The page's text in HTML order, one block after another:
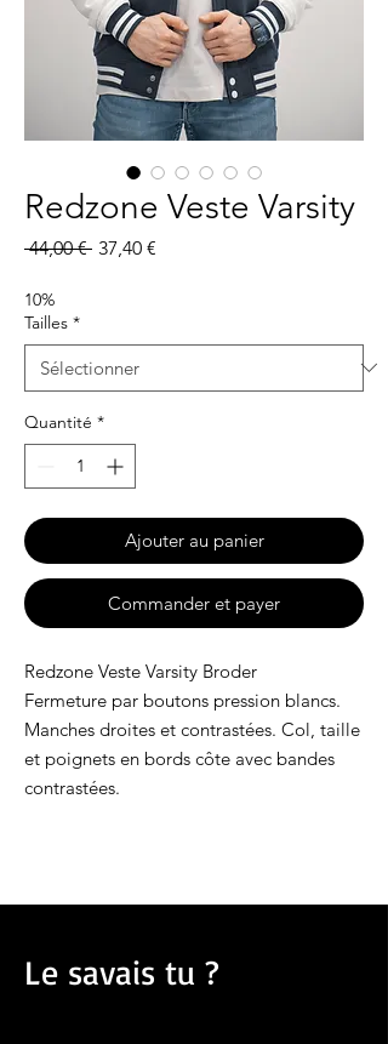
Redzone Veste Varsity
44,00 € Prix
37,40 €
10%
Tailles *
Quantité *
Ajouter au panier
Commander et payer
Redzone Veste Varsity Broder
Fermeture par boutons pression blancs.
Manches droites et contrastées. Col, taille
et poignets en bords côte avec bandes
contrastées.
Le savais tu ?